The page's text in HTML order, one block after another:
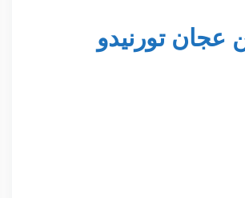
عجان تورنيدو